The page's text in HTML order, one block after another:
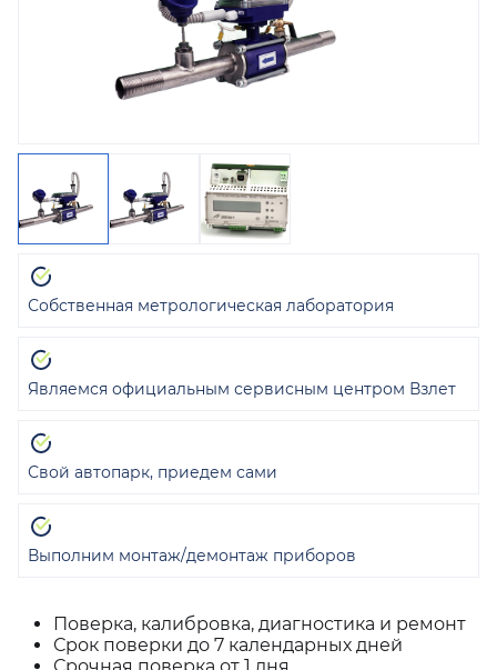
Поверка, калибровка, диагностика и ремонт
Срок поверки до 7 календарных дней
Собственная метрологическая лаборатория
Являемся официальным сервисным центром Взлет
Свой автопарк, приедем сами
Выполним монтаж/демонтаж приборов